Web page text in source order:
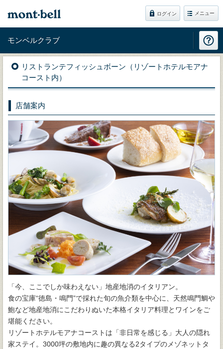
ログイン メニュー
モンベルクラブ
リストランテフィッシュボーン（リゾートホテルモアナ
コースト内）
店舗案内
「今、ここでしか味わえない」地産地消のイタリアン。
食の宝庫“徳島・鳴門”で採れた旬の魚介類を中心に、天然鳴門鯛や
鮑など地産地消にこだわりぬいた本格イタリア料理とワインをご
堪能ください。
リゾートホテルモアナコーストは「非日常を感じる」大人の隠れ
家ステイ。3000坪の敷地内に趣の異なる2タイプのメゾネットタ